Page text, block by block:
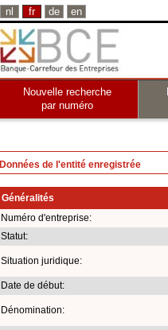
nl fr de en
Nouvelle recherche
par numéro
Données de l'entité enregistrée
Généralités
Numéro d'entreprise:
Statut:
Situation juridique:
Date de début:
Dénomination: